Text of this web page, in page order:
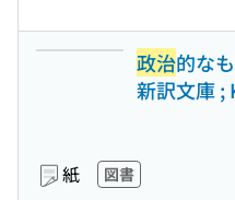
政治的な
新訳文庫 ;
紙 図書